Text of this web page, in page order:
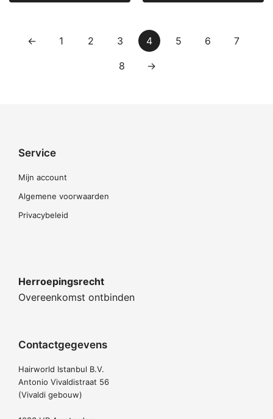
← 1 2 3 4 5 6 7
8 →
Service
Mijn account
Algemene voorwaarden
Privacybeleid
Herroepingsrecht
Overeenkomst ontbinden
Contactgegevens
Hairworld Istanbul B.V.
Antonio Vivaldistraat 56
(Vivaldi gebouw)